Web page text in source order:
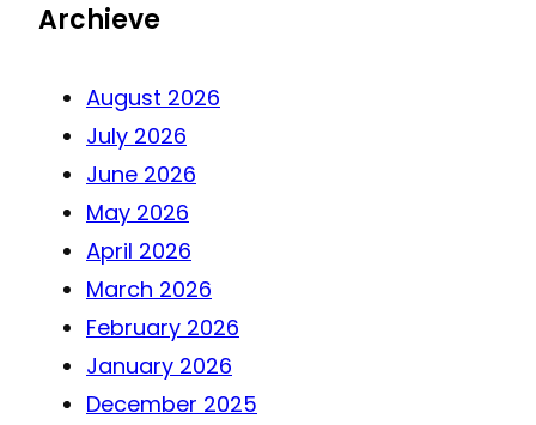
Archieve
August 2026
July 2026
June 2026
May 2026
April 2026
March 2026
February 2026
January 2026
December 2025